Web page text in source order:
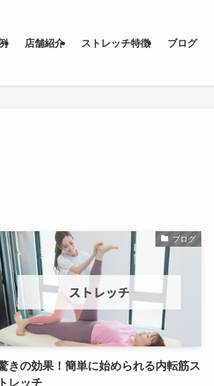
店舗紹介 ストレッチ特徴 ブログ
ブログ
きの効果！簡単に始められる内転筋ス
トレッチ